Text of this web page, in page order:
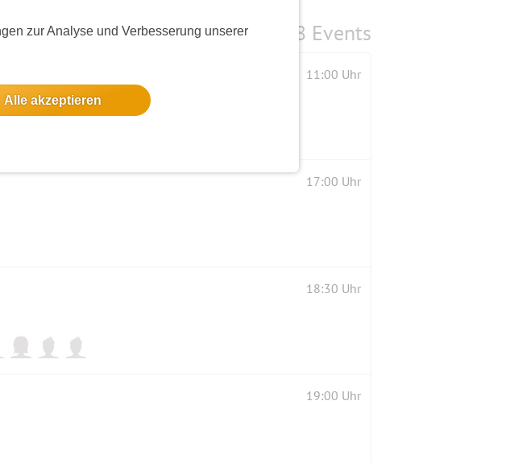
zur Analyse und Verbesserung unserer
Alle akzeptieren
8 Events
11:00 Uhr
17:00 Uhr
18:30 Uhr
19:00 Uhr